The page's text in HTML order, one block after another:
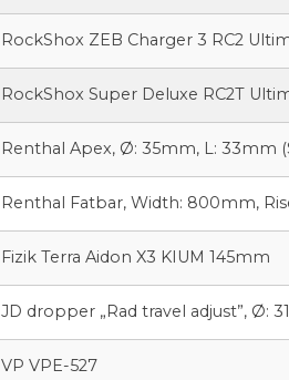
RockShox ZEB Charger 3 RC2
RockShox Super Deluxe RC2T
Renthal Apex, Ø: 35mm, L: 33mm
Renthal Fatbar, Width: 800mm,
Fizik Terra Aidon X3 KIUM 145mm
JD dropper „Rad travel adjust”, Ø:
VP VPE-527